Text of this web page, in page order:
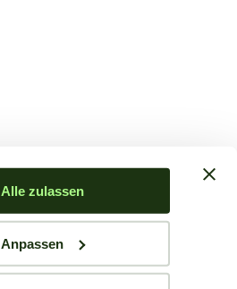
Alle zulassen
Anpassen